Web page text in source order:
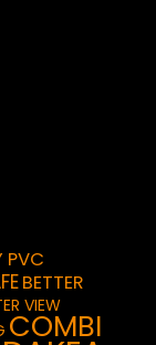
PVC
BETTER
VIEW
COMBI